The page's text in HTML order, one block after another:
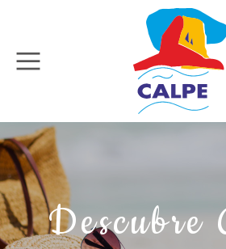
Pasar al contenido principal
Buscar
Descubre